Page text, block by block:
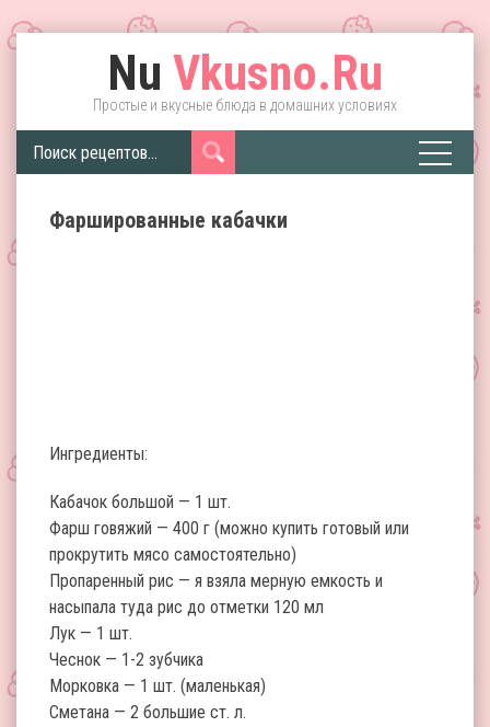
Nu Vkusno.Ru
Простые и вкусные блюда в домашних условиях
Фаршированные кабачки
Ингредиенты:
Кабачок большой — 1 шт.
Фарш говяжий — 400 г (можно купить готовый или
прокрутить мясо самостоятельно)
Пропаренный рис — я взяла мерную емкость и
насыпала туда рис до отметки 120 мл
Лук — 1 шт.
Чеснок — 1-2 зубчика
Морковка — 1 шт. (маленькая)
Сметана — 2 большие ст. л.